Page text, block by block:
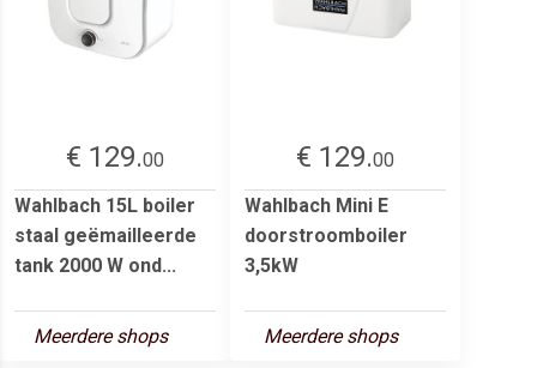
€ 129.00
Wahlbach 15L boiler
staal geëmailleerde
tank 2000 W ond...
Meerdere shops
€ 129.00
Wahlbach Mini E
doorstroomboiler
3,5kW
Meerdere shops